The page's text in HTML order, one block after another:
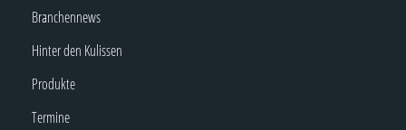
Branchennews
Hinter den Kulissen
Produkte
Termine